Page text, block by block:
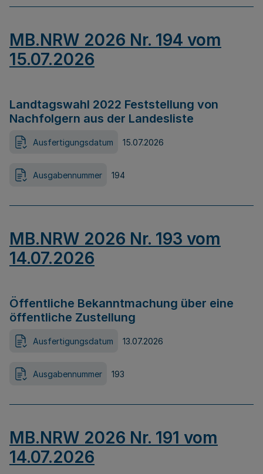
MB.NRW 2026 Nr. 194 vom
15.07.2026
Landtagswahl 2022 Feststellung von
Nachfolgern aus der Landesliste
Ausfertigungsdatum 15.07.2026
Ausgabennummer 194
MB.NRW 2026 Nr. 193 vom
14.07.2026
Öffentliche Bekanntmachung über eine
öffentliche Zustellung
Ausfertigungsdatum 13.07.2026
Ausgabennummer 193
MB.NRW 2026 Nr. 191 vom
14.07.2026